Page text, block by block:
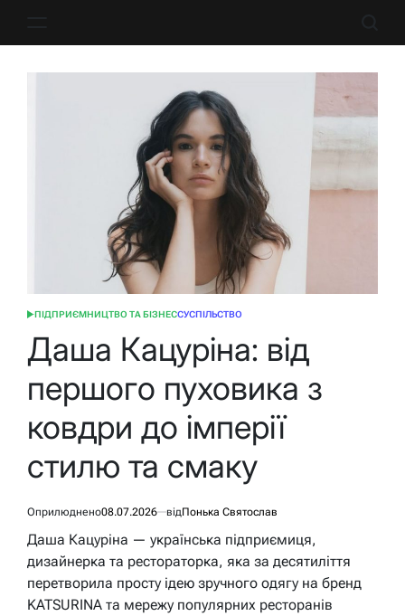
ОПУБЛІКУВАТИ
ПІДПРИЄМНИЦТВО ТА БІЗНЕССУСПІЛЬСТВО
Даша Кацуріна: від
першого пуховика з
ковдри до імперії
стилю та смаку
Оприлюднено08.07.2026 відПонька Святослав
Даша Кацуріна — українська підприємиця,
дизайнерка та рестораторка, яка за десятиліття
перетворила просту ідею зручного одягу на бренд
KATSURINA та мережу популярних ресторанів